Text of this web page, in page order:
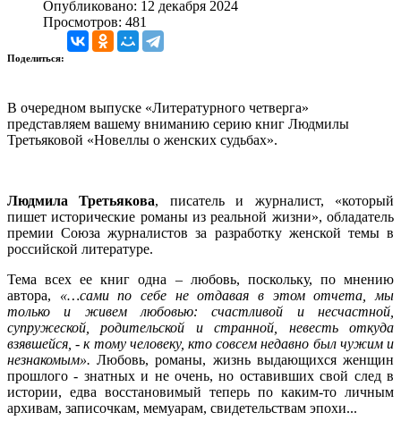
Опубликовано: 12 декабря 2024
Просмотров: 481
Поделиться:
В очередном выпуске «Литературного четверга»
представляем вашему вниманию серию книг Людмилы
Третьяковой «Новеллы о женских судьбах».
Людмила Третьякова, писатель и журналист, «который
пишет исторические романы из реальной жизни», обладатель
премии Союза журналистов за разработку женской темы в
российской литературе.
Тема всех ее книг одна – любовь, поскольку, по мнению
автора, «…сами по себе не отдавая в этом отчета, мы
только и живем любовью: счастливой и несчастной,
супружеской, родительской и странной, невесть откуда
взявшейся, - к тому человеку, кто совсем недавно был чужим и
незнакомым».Любовь, романы, жизнь выдающихся женщин
прошлого - знатных и не очень, но оставивших свой след в
истории, едва восстановимый теперь по каким-то личным
архивам, записочкам, мемуарам, свидетельствам эпохи...